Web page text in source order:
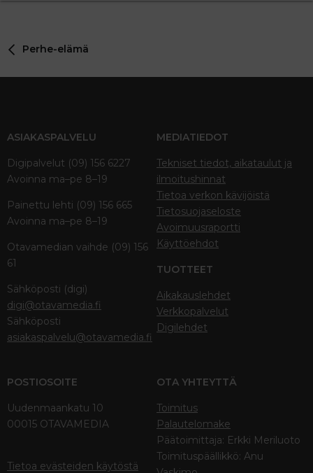
Perhe-elämä
ASIAKASPALVELU
Digipalvelut (09) 156 6227
Avoinna ma–pe 8–19
Painettu lehti (09) 156 665
Avoinna ma–pe 8–19
Otavamedian vaihde (09) 156
61
Sähköposti (digi)
digi@otavamedia.fi
Sähköposti
asiakaspalvelu@otavamedia.fi
MEDIATIEDOT
Tekniset tiedot, aikataulut ja
ilmoitushinnat
Tietoa verkon kävijöistä
Tietosuojaseloste
Avoimuusraportti
Käyttöehdot
TUOTTEET
Aikakauslehdet
Verkkopalvelut
Digilehdet
POSTIOSOITE
Uudenmaankatu 10
00015 OTAVAMEDIA
Tietoa evästeiden käytöstä
OTA YHTEYTTÄ
Toimitus
Palautelomake
Päätoimittaja: Erkki Meriluoto
Toimituspäällikkö: Anu